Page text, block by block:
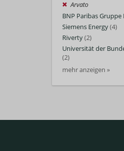
Arvato
BNP Paribas
Siemens Energy(4)
Riverty(2)
Universität der
(2)
mehr anzeigen »